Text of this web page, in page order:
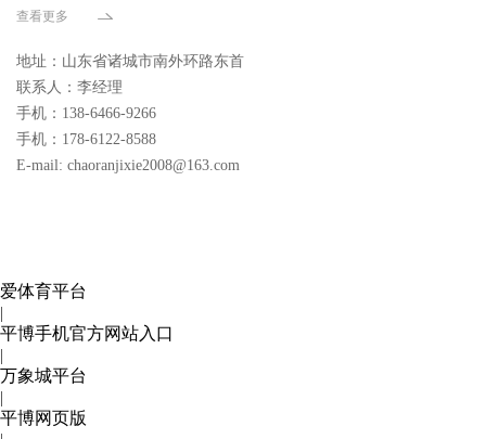
查看更多
地址：山东省诸城市南外环路东首
联系人：李经理
手机：138-6466-9266
手机：178-6122-8588
E-mail: chaoranjixie2008@163.com
爱体育平台
|
平博手机官方网站入口
|
万象城平台
|
平博网页版